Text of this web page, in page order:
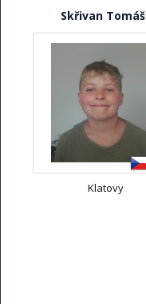
Skřivan Tomáš
Klatovy